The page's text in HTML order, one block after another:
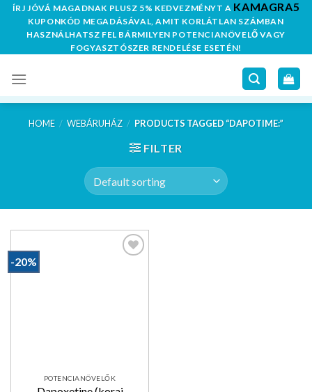
SkipÍRJ JÓVÁ MAGADNAK PLUSZ 5% KEDVEZMÉNYT A KAMAGRA5
KUPONKÓD MEGADÁSÁVAL, AMIT KORLÁTLAN SZÁMBAN
HASZNÁLHATSZ FEL BÁRMILYEN POTENCIANÖVELŐ VAGY
FOGYASZTÓSZER RENDELÉSE ESETÉN!
HOME / WEBÁRUHÁZ / PRODUCTS TAGGED “DAPOTIME:”
FILTER
-20%
POTENCIANÖVELŐK